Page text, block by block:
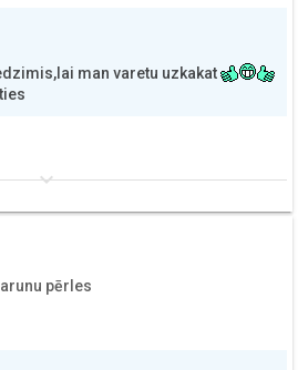
man varetu uzkakat
keyboard_arrow_down
pērles